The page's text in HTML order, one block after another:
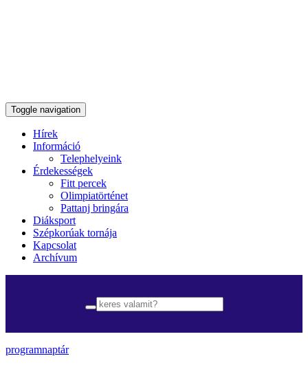
Toggle navigation
Hírek
Információ
Telephelyeink
Érdekességek
Fitt percek
Olimpiatörténet
Pattanj bringára
Diáksport
Szépkorúak tornája
Kapcsolat
Archívum
programnaptár